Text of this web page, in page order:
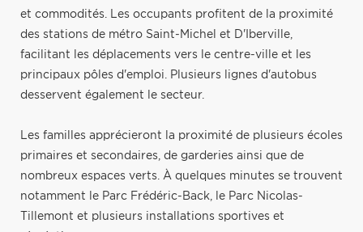
et commodités. Les occupants profitent de la proximité
des stations de métro Saint-Michel et D'Iberville,
facilitant les déplacements vers le centre-ville et les
principaux pôles d'emploi. Plusieurs lignes d'autobus
desservent également le secteur.
Les familles apprécieront la proximité de plusieurs écoles
primaires et secondaires, de garderies ainsi que de
nombreux espaces verts. À quelques minutes se trouvent
notamment le Parc Frédéric-Back, le Parc Nicolas-
Tillemont et plusieurs installations sportives et